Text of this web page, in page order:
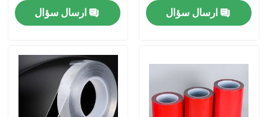
خانه
فیلم های
ارسال سؤال
ارسال سؤال